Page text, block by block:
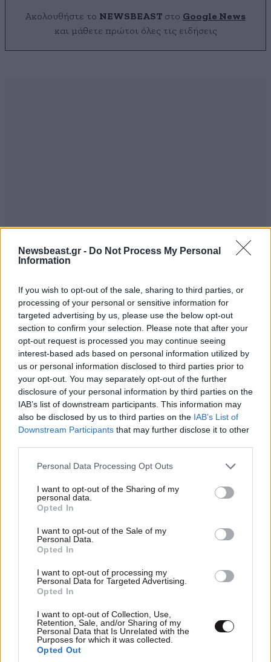
Newsbeast.gr - Do Not Process My Personal
Information
If you wish to opt-out of the sale, sharing to third parties, or
processing of your personal or sensitive information for
targeted advertising by us, please use the below opt-out
section to confirm your selection. Please note that after your
opt-out request is processed you may continue seeing
interest-based ads based on personal information utilized by
us or personal information disclosed to third parties prior to
your opt-out. You may separately opt-out of the further
disclosure of your personal information by third parties on the
IAB’s list of downstream participants. This information may
also be disclosed by us to third parties on the IAB’s List of
Downstream Participants that may further disclose it to other
Please note that this website/app uses one or more Google
not limited to your visit or usage behaviour. You may click to
grant or deny consent to Google and its third-party tags to
use your data for below specified purposes in below Google
consent section.
Personal Data Processing Opt Outs
I want to opt-out of the Sharing of my
personal data.
Opted In
I want to opt-out of the Sale of my
Personal Data.
Opted In
I want to opt-out of processing my
Personal Data for Targeted Advertising.
Opted In
I want to opt-out of Collection, Use,
Retention, Sale, and/or Sharing of my
Personal Data that Is Unrelated with the
Purposes for which it was collected.
Opted Out
Ακολουθήστε το NEWSBEAST στο Google News
και μάθετε πρώτοι όλες τις ειδήσεις
10 ΣΧΌΛΙΑ ΑΝΑΓΝΩΣΤΏΝ
ΠΡΟΣΘΕΣΤΕ ΤΟ ΣΧΟΛΙΟ ΣΑΣ
Xαρακτήρες: 0/1000
Григо́рий Ефи́мович Распу́тин
Όταν πιάνει μια χώρα Πάτο και αλωνίζουν οι
ΓυμνοΣάλιαγκες 🎃🎃🎃